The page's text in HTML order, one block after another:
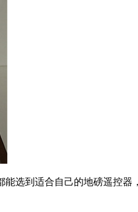
选到适合自己的地磅遥控器